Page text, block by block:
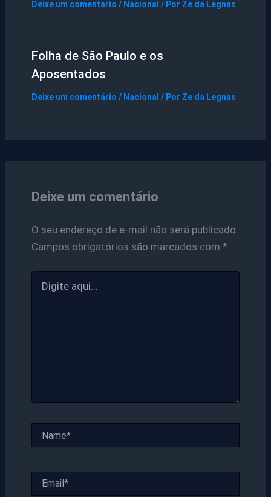
Deixe um comentário / Nacional / Por Ze da Legnas
Folha de São Paulo e os
Aposentados
Deixe um comentário / Nacional / Por Ze da Legnas
Deixe um comentário
O seu endereço de e-mail não será publicado.
Campos obrigatórios são marcados com *
aqui...